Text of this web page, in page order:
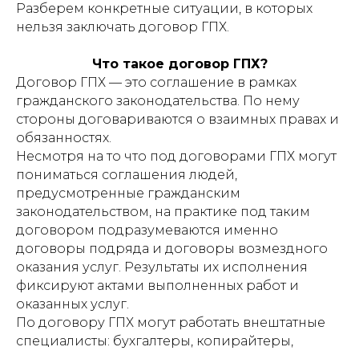
Разберем конкретные ситуации, в которых
нельзя заключать договор ГПХ.
Что такое договор ГПХ?
Договор ГПХ — это соглашение в рамках
гражданского законодательства. По нему
стороны договариваются о взаимных правах и
обязанностях.
Несмотря на то что под договорами ГПХ могут
пониматься соглашения людей,
предусмотренные гражданским
законодательством, на практике под таким
договором подразумеваются именно
договоры подряда и договоры возмездного
оказания услуг. Результаты их исполнения
фиксируют актами выполненных работ и
оказанных услуг.
По договору ГПХ могут работать внештатные
специалисты: бухгалтеры, копирайтеры,